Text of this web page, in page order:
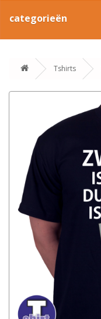
categorieën
Tshirts